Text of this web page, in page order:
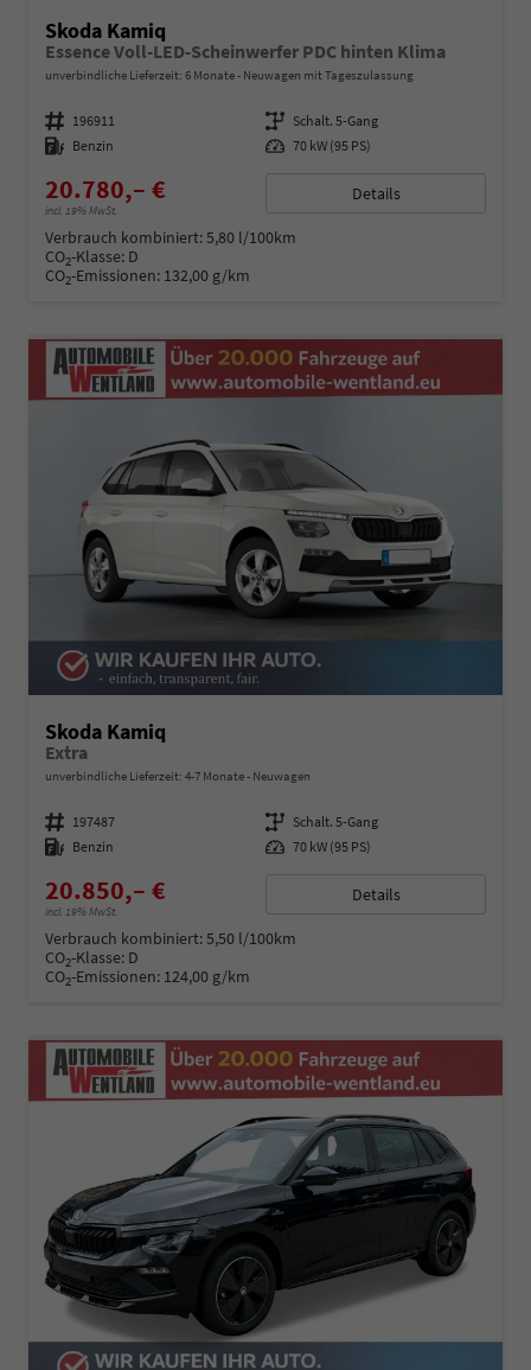
Skoda Kamiq
Essence Voll-LED-Scheinwerfer PDC hinten Klima
unverbindliche Lieferzeit: 6 Monate Neuwagen mit Tageszulassung
Fahrzeugnummer 196911 Getriebe Schalt. 5-Gang
Kraftstoff Benzin Leistung 70 kW (95 PS)
20.780,– €
incl. 19% MwSt.
Details
Verbrauch kombiniert:5,80 l/100km
CO2-Klasse: D
CO2-Emissionen: 132,00 g/km
Skoda Kamiq
Extra
unverbindliche Lieferzeit: 4-7 Monate Neuwagen
Fahrzeugnummer 197487 Getriebe Schalt. 5-Gang
Kraftstoff Benzin Leistung 70 kW (95 PS)
20.850,– €
incl. 19% MwSt.
Details
Verbrauch kombiniert:5,50 l/100km
CO2-Klasse: D
CO2-Emissionen: 124,00 g/km